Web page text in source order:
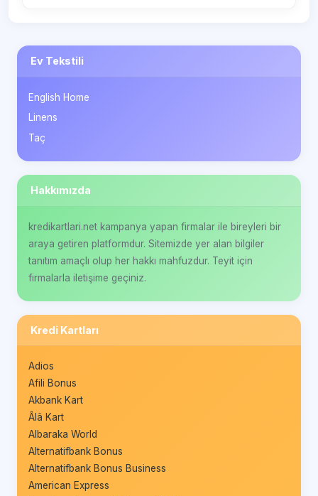
Ev Tekstili
English Home
Linens
Taç
Hakkımızda
kredikartlari.net kampanya yapan firmalar ile bireyleri bir
araya getiren platformdur. Sitemizde yer alan bilgiler
tanıtım amaçlı olup her hakkı mahfuzdur. Teyit için
firmalarla iletişime geçiniz.
Kredi Kartları
Adios
Afili Bonus
Akbank Kart
Âlâ Kart
Albaraka World
Alternatifbank Bonus
Alternatifbank Bonus Business
American Express